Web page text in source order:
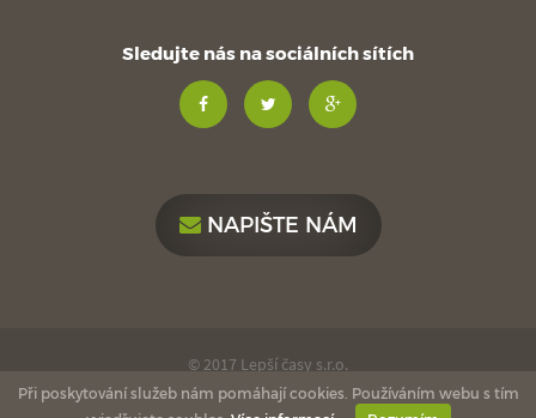
Sledujte nás na sociálních sítích
NAPIŠTE NÁM
© 2017 Lepší časy s.r.o.
made with
love
byesmedia
Při poskytování služeb nám pomáhají cookies. Používáním webu s tím